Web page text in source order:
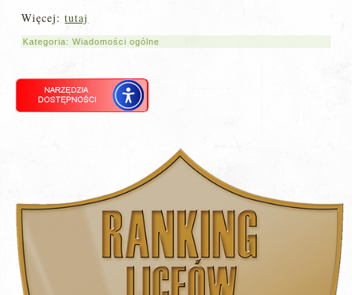
Więcej:tutaj
Kategoria:Wiadomości ogólne